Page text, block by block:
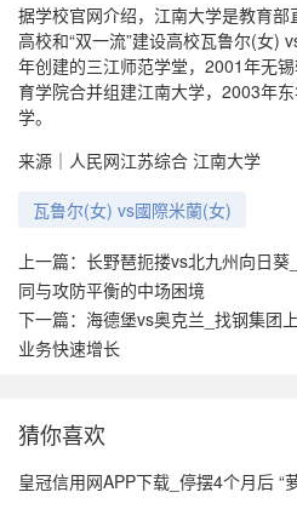
据学校官网介绍，江南大学是教育部
高校和“双一流”建设高校瓦鲁尔(女)
年创建的三江师范学堂，2001年无
育学院合并组建江南大学，2003年
学。
来源｜人民网江苏综合 江南大学
瓦鲁尔(女) vs國際米蘭(女)
上一篇： 长野琶扼搂vs北九州向日
同与攻防平衡的中场困境
下一篇： 海德堡vs奥克兰_找钢集团
业务快速增长
猜你喜欢
皇冠信用网APP下载_停摆4个月后 “萝卜快跑”在湖北武汉郊区